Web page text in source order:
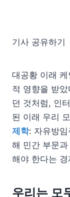
기사 공유하기
대공황 이래
적 영향을 받
던 것처럼, 인
된 이래 우리
제학: 자유방
해 민간 부문
해야 한다는
우리는 모